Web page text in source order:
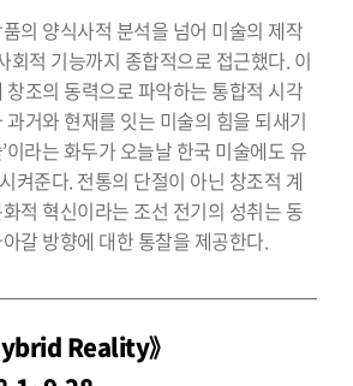
의 양식사적 분석을 넘어 미술의 제작
회적 기능까지 종합적으로 접근했다. 이
창조의 동력으로 파악하는 통합적 시각
거와 현재를 잇는 미술의 힘을 되새기
이라는 화두가 오늘날 한국 미술에도 유
켜준다. 전통의 단절이 아닌 창조적 계
적 혁신이라는 조선 전기의 성취는 동
갈 방향에 대한 통찰을 제공한다.
Reality》